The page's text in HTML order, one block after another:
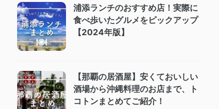
浦添ランチのおすすめ店！実際に
食べ歩いたグルメをピックアップ
【2024年版】
【那覇の居酒屋】安くておいしい
酒場から沖縄料理のお店まで、ト
コトンまとめてご紹介！